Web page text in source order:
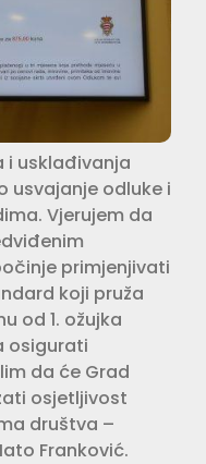
i usklađivanja
usvajanje odluke i
Vjerujem da
primjenjivati
koji pruža
od 1. ožujka
osigurati
da će Grad
osjetljivost
društva –
Franković.